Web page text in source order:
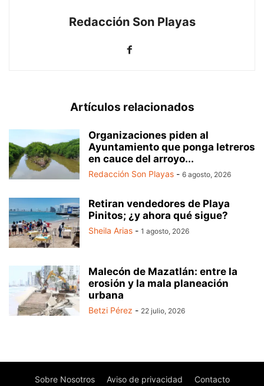
Redacción Son Playas
Artículos relacionados
Organizaciones piden al
Ayuntamiento que ponga letreros
en cauce del arroyo...
Redacción Son Playas - 6 agosto, 2026
Retiran vendedores de Playa
Pinitos; ¿y ahora qué sigue?
Sheila Arias - 1 agosto, 2026
Malecón de Mazatlán: entre la
erosión y la mala planeación
urbana
Betzi Pérez - 22 julio, 2026
Sobre Nosotros Aviso de privacidad Contacto